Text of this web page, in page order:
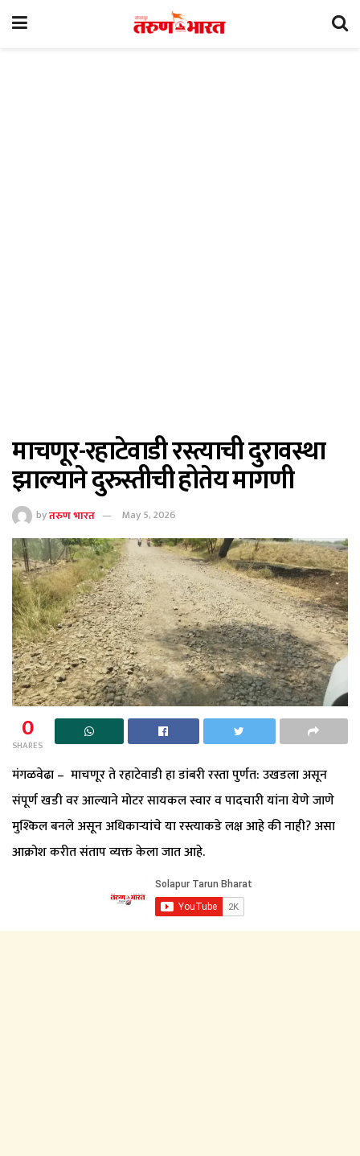
माचणूर-रहाटेवाडी रस्त्याची दुरावस्था
झाल्याने दुरुस्तीची होतेय मागणी
byतरुण भारत May 5, 2026
0
SHARES
मंगळवेढा – माचणूर ते रहाटेवाडी हा डांबरी रस्ता पुर्णत: उखडला असून
संपूर्ण खडी वर आल्याने मोटर सायकल स्वार व पादचारी यांना येणे जाणे
मुश्किल बनले असून अधिकार्‍यांचे या रस्त्याकडे लक्ष आहे की नाही? असा
आक्रोश करीत संताप व्यक्त केला जात आहे.